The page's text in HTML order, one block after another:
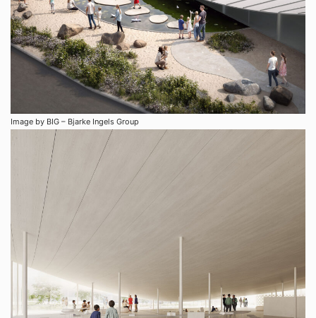
Image by BIG – Bjarke Ingels Group